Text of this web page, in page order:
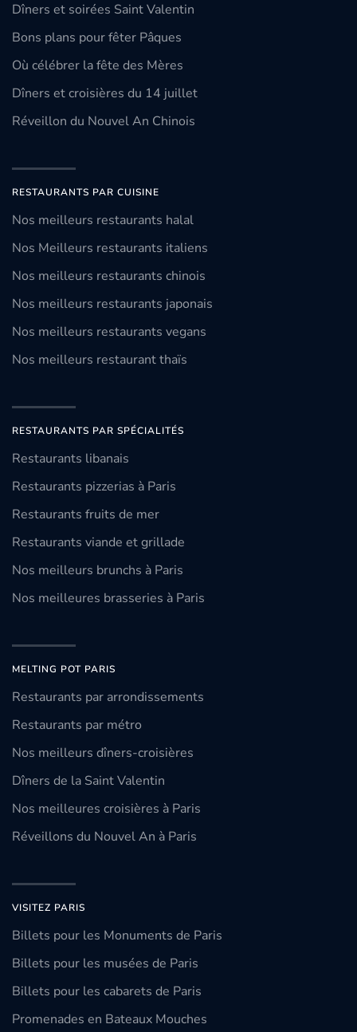
Dîners et soirées Saint Valentin
Bons plans pour fêter Pâques
Où célébrer la fête des Mères
Dîners et croisières du 14 juillet
Réveillon du Nouvel An Chinois
RESTAURANTS PAR CUISINE
Nos meilleurs restaurants halal
Nos Meilleurs restaurants italiens
Nos meilleurs restaurants chinois
Nos meilleurs restaurants japonais
Nos meilleurs restaurants vegans
Nos meilleurs restaurant thaïs
RESTAURANTS PAR SPÉCIALITÉS
Restaurants libanais
Restaurants pizzerias à Paris
Restaurants fruits de mer
Restaurants viande et grillade
Nos meilleurs brunchs à Paris
Nos meilleures brasseries à Paris
MELTING POT PARIS
Restaurants par arrondissements
Restaurants par métro
Nos meilleurs dîners-croisières
Dîners de la Saint Valentin
Nos meilleures croisières à Paris
Réveillons du Nouvel An à Paris
VISITEZ PARIS
Billets pour les Monuments de Paris
Billets pour les musées de Paris
Billets pour les cabarets de Paris
Promenades en Bateaux Mouches